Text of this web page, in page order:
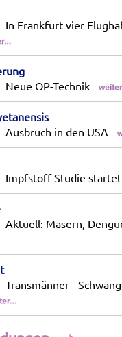
In Frankfurt vier
Neue OP-Technik
Ausbruch in den USA
Impfstoff-Studie startet
Aktuell: Masern,
Transmänner -